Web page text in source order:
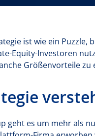
ist wie ein
Equity-Investoren
Größenvorteile
geht es um mehr als